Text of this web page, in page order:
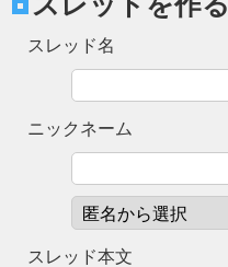
スレッド名
ニックネーム
スレッド本文